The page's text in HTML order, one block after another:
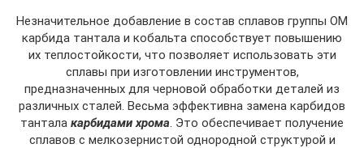
Незначительное добавление в состав сплавов группы ОМ
карбида тантала и кобальта способствует повыше­нию
их теплостойкости, что позволяет использовать эти
сплавы при изготовлении инструментов,
предназначенных для черновой обработки деталей из
различных сталей. Весьма эффективна замена карбидов
тантала карбидами хрома . Это обеспечивает получение
сплавов с мелкозер­нистой однородной структурой и